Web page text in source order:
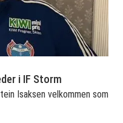
i IF Storm
Isaksen velkommen som